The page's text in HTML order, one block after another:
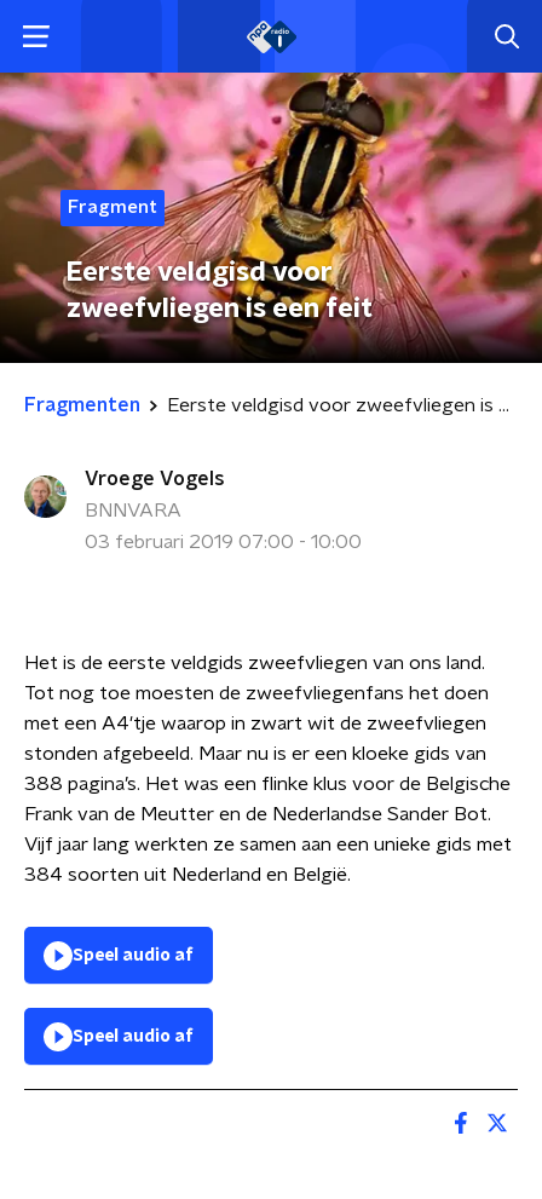
Fragment
Eerste veldgisd voor
zweefvliegen is een feit
Fragmenten Eerste veldgisd voor zweefvliegen is een feit
Vroege Vogels
BNNVARA
03 februari 2019 07:00 - 10:00
Het is de eerste veldgids zweefvliegen van ons land.
Tot nog toe moesten de zweefvliegenfans het doen
met een A4'tje waarop in zwart wit de zweefvliegen
stonden afgebeeld. Maar nu is er een kloeke gids van
388 pagina’s. Het was een flinke klus voor de Belgische
Frank van de Meutter en de Nederlandse Sander Bot.
Vijf jaar lang werkten ze samen aan een unieke gids met
384 soorten uit Nederland en België.
Speel audio af
Speel audio af